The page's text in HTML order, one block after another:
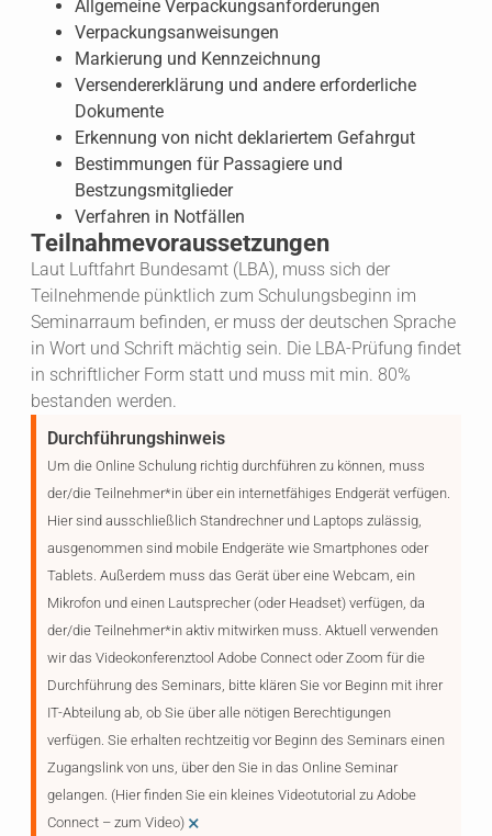
Allgemeine Verpackungsanforderungen
Verpackungsanweisungen
Markierung und Kennzeichnung
Versendererklärung und andere erforderliche
Dokumente
Erkennung von nicht deklariertem Gefahrgut
Bestimmungen für Passagiere und
Bestzungsmitglieder
Verfahren in Notfällen
Teilnahmevoraussetzungen
Laut Luftfahrt Bundesamt (LBA), muss sich der
Teilnehmende pünktlich zum Schulungsbeginn im
Seminarraum befinden, er muss der deutschen Sprache
in Wort und Schrift mächtig sein. Die LBA-Prüfung findet
in schriftlicher Form statt und muss mit min. 80%
bestanden werden.
Durchführungshinweis
Um die Online Schulung richtig durchführen zu können, muss
der/die Teilnehmer*in über ein internetfähiges Endgerät verfügen.
Hier sind ausschließlich Standrechner und Laptops zulässig,
ausgenommen sind mobile Endgeräte wie Smartphones oder
Tablets. Außerdem muss das Gerät über eine Webcam, ein
Mikrofon und einen Lautsprecher (oder Headset) verfügen, da
der/die Teilnehmer*in aktiv mitwirken muss. Aktuell verwenden
wir das Videokonferenztool Adobe Connect oder Zoom für die
Durchführung des Seminars, bitte klären Sie vor Beginn mit ihrer
IT-Abteilung ab, ob Sie über alle nötigen Berechtigungen
verfügen. Sie erhalten rechtzeitig vor Beginn des Seminars einen
Zugangslink von uns, über den Sie in das Online Seminar
gelangen. (Hier finden Sie ein kleines Videotutorial zu Adobe
Connect – zum Video) ×